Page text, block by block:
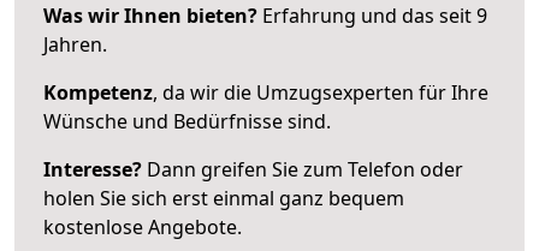
Was wir Ihnen bieten? Erfahrung und das seit 9
Jahren.
Kompetenz, da wir die Umzugsexperten für Ihre
Wünsche und Bedürfnisse sind.
Interesse? Dann greifen Sie zum Telefon oder
holen Sie sich erst einmal ganz bequem
kostenlose Angebote.